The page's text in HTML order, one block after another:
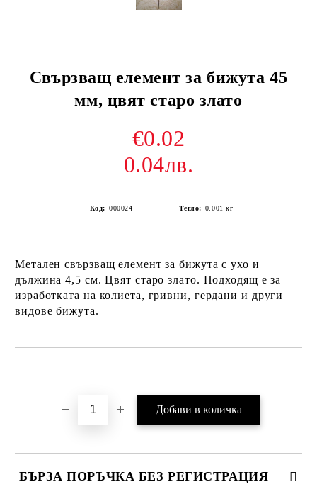
Свързващ елемент за бижута 45
мм, цвят старо злато
€0.02
0.04лв.
Код: 000024 Тегло: 0.001 кг
Метален свързващ елемент за бижута с ухо и
дължина 4,5 см. Цвят старо злато. Подходящ е за
изработката на колиета, гривни, гердани и други
видове бижута.
БЪРЗА ПОРЪЧКА БЕЗ РЕГИСТРАЦИЯ